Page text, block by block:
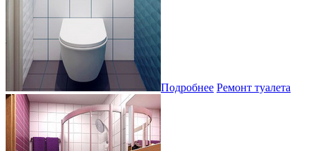
Подробнее Ремонт туалета